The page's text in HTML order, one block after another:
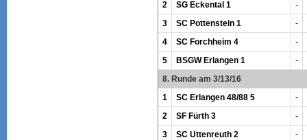
2
SG Eckental 1 -
3
SC Pottenstein 1 -
4
SC Forchheim 4 -
5
BSGW Erlangen 1 -
8. Runde am 3/13/16
1
SC Erlangen 48/88 5 -
2
SF Fürth 3 -
3
SC Uttenreuth 2 -